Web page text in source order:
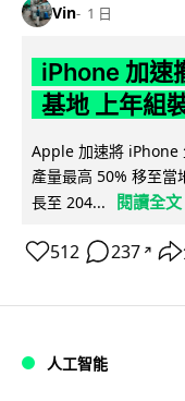
Vin 1 日
iPhone 加速
基地 上年組
Apple 加速將 iPhone
產量最高 50% 移至當
長至 204...
閱讀全文
512 237 ↗
人工智能